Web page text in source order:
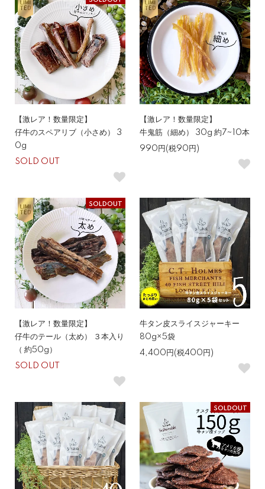
【激レア！数量限定】
仔牛のスペアリブ（小さめ） 3
0g
SOLD OUT
【激レア！数量限定】
牛鬼筋（細め） 30g 約7~10本
990円(税90円)
SOLDOUT
【激レア！数量限定】
仔牛のテール（太め） ３本入り
（ 約50g）
SOLD OUT
牛タン皮スライスジャーキー
80g×5袋
4,400円(税400円)
SOLDOUT